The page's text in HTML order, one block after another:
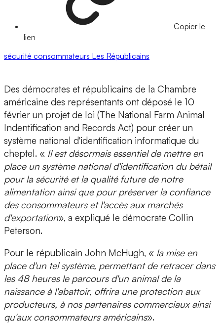
Copier le
lien
sécurité consommateurs Les Républicains
Des démocrates et républicains de la Chambre
américaine des représentants ont déposé le 10
février un projet de loi (The National Farm Animal
Indentification and Records Act) pour créer un
système national d'identification informatique du
cheptel. « Il est désormais essentiel de mettre en
place un système national d'identification du bétail
pour la sécurité et la qualité future de notre
alimentation ainsi que pour préserver la confiance
des consommateurs et l'accès aux marchés
d'exportation», a expliqué le démocrate Collin
Peterson.
Pour le républicain John McHugh, « la mise en
place d'un tel système, permettant de retracer dans
les 48 heures le parcours d'un animal de la
naissance à l'abattoir, offrira une protection aux
producteurs, à nos partenaires commerciaux ainsi
qu'aux consommateurs américains».